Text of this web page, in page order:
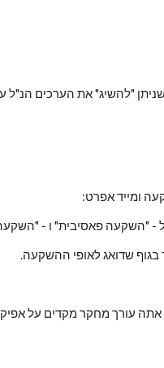
"להשיג" את הערכים
ומייד אפרט:
- "השקעה פאסיבית" ו -
שדואג לאופי ההשקעה.
עורך מחקר מקדים על